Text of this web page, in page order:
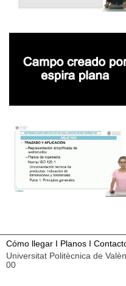
Cómo llegar I Planos I
Universitat Politècnica de
00